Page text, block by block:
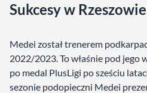
Sukcesy w Rzeszowie
Medei został trenerem
2022/2023. To właśnie pod jego
po medal PlusLigi po sześciu
sezonie podopieczni Medei